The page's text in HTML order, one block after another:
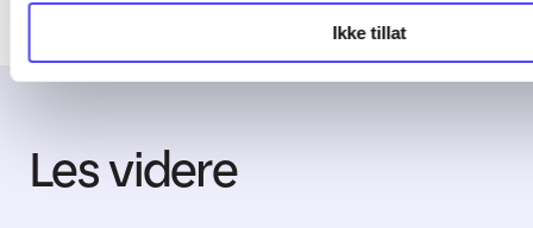
Ikke tillat
Les videre